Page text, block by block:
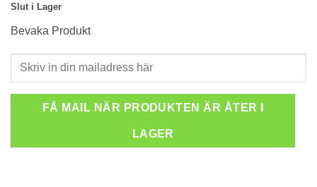
Slut i Lager
Bevaka Produkt
FÅ MAIL NÄR PRODUKTEN ÄR ÅTER I
LAGER